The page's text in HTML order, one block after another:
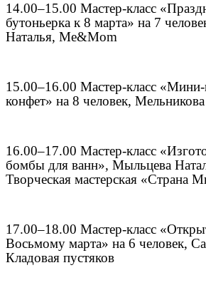
14.00–15.00 Мастер-класс
бутоньерка к 8 марта» на 7
Наталья, Me&Mom
15.00–16.00 Мастер-класс «Мини-
конфет» на 8 человек,
16.00–17.00 Мастер-класс
бомбы для ванн», Мыльцева
Творческая мастерская «Страна
17.00–18.00 Мастер-класс
Восьмому марта» на 6 человек,
Кладовая пустяков